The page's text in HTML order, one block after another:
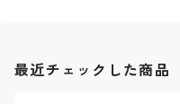
最近チェックした商品